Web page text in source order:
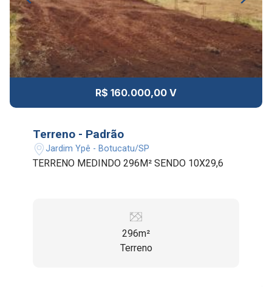
R$ 160.000,00 V
Terreno - Padrão
Jardim Ypê - Botucatu/SP
TERRENO MEDINDO 296M² SENDO 10X29,6
296m²
Terreno